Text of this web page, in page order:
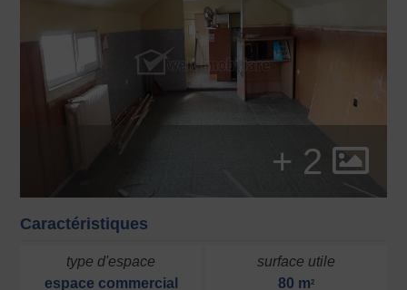
+ 2
Caractéristiques
type d'espace
espace commercial
surface utile
80 m2